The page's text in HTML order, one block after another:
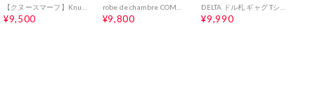
¥9,500 ¥9,800 ¥9,990